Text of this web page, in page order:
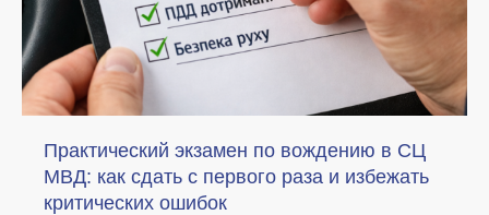
Практический экзамен по вождению в СЦ
МВД: как сдать с первого раза и избежать
критических ошибок